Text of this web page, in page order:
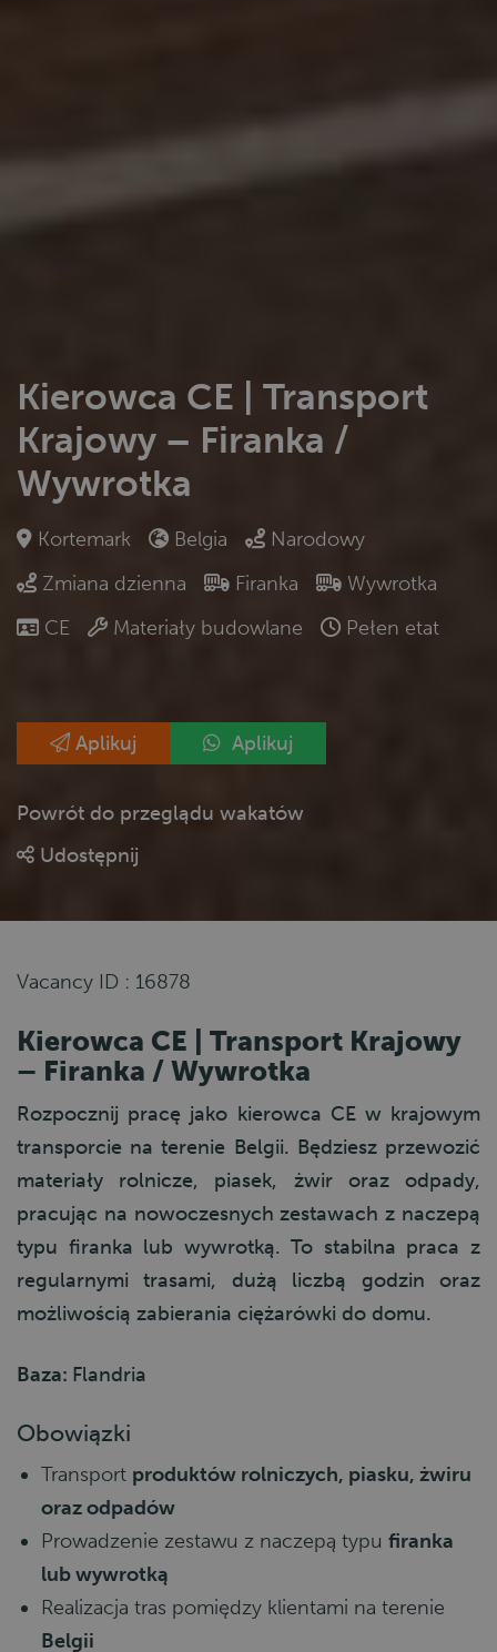
Kierowca CE | Transport
Krajowy – Firanka /
Wywrotka
Kortemark Belgia
Narodowy
Zmiana dzienna
Firanka
Wywrotka
CE
Materiały budowlane Pełen etat
Aplikuj Aplikuj
Powrót do przeglądu wakatów
Udostępnij
Vacancy ID : 16878
Kierowca CE | Transport Krajowy
– Firanka / Wywrotka
Rozpocznij pracę jako kierowca CE w krajowym
transporcie na terenie Belgii. Będziesz przewozić
materiały rolnicze, piasek, żwir oraz odpady,
pracując na nowoczesnych zestawach z naczepą
typu firanka lub wywrotką. To stabilna praca z
regularnymi trasami, dużą liczbą godzin oraz
możliwością zabierania ciężarówki do domu.
Baza: Flandria
Obowiązki
Transport produktów rolniczych, piasku, żwiru
oraz odpadów
Prowadzenie zestawu z naczepą typu firanka
lub wywrotką
Realizacja tras pomiędzy klientami na terenie
Belgii